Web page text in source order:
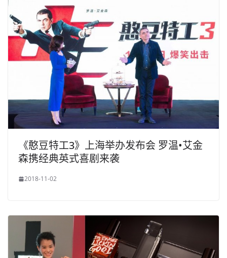
《憨豆特工3》上海举办发布会 罗温•艾金
森携经典英式喜剧来袭
2018-11-02